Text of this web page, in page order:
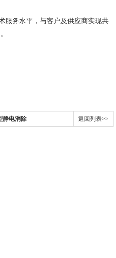
服务水平，与客户及供应商实现共
静电消除 返回列表>>